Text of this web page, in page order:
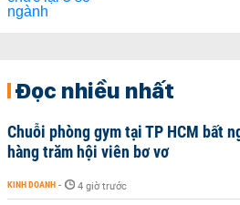
Đọc nhiều nhất
Chuỗi phòng gym tại TP HCM bất
hàng trăm hội viên bơ vơ
KINH DOANH - 4 giờ trước